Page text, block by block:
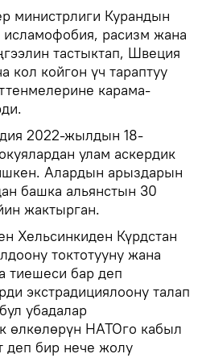
министрлиги Курандын
расизм жана
тастыктап, Швеция
койгон үч тараптуу
карама-
2022-жылдын 18-
улам аскердик
Алардын арыздарын
башка альянстын 30
жактырган.
Хельсинкиден Күрдстан
токтотууну жана
тиешеси бар деп
экстрадициялоону талап
убадалар
өлкөлөрүн НАТОго кабыл
бир нече жолу